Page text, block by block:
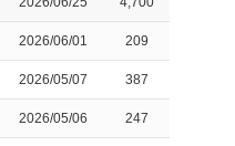
2026/06/01 209
2026/05/07 387
2026/05/06 247